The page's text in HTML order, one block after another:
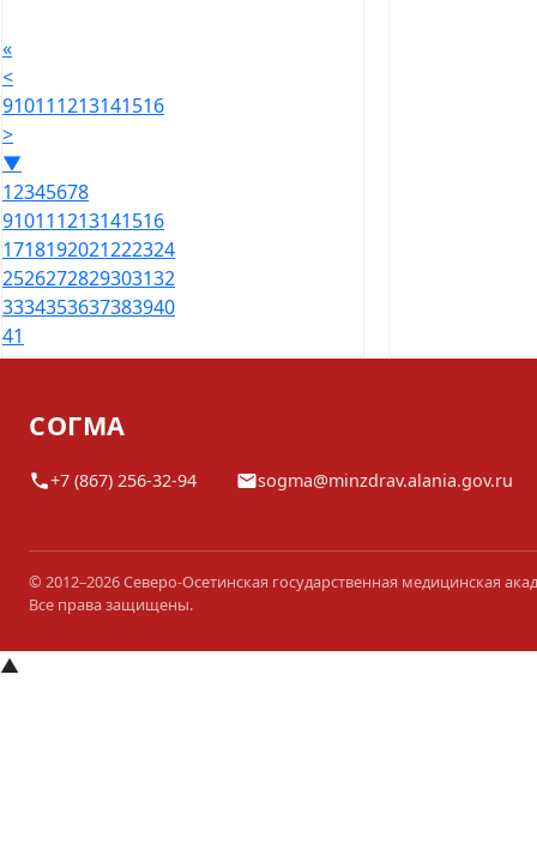
«
<
910111213141516
>
▼
12345678
910111213141516
1718192021222324
2526272829303132
3334353637383940
41
СОГМА
+7 (867) 256-32-94 sogma@minzdrav.alania.gov.ru
© 2012–2026 Северо-Осетинская государственная медицинская
Все права защищены.
▲